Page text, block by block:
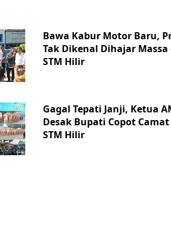
Bawa Kabur Motor Baru,
Tak Dikenal Dihajar Massa
STM Hilir
Gagal Tepati Janji, Ketua
Desak Bupati Copot Camat
STM Hilir